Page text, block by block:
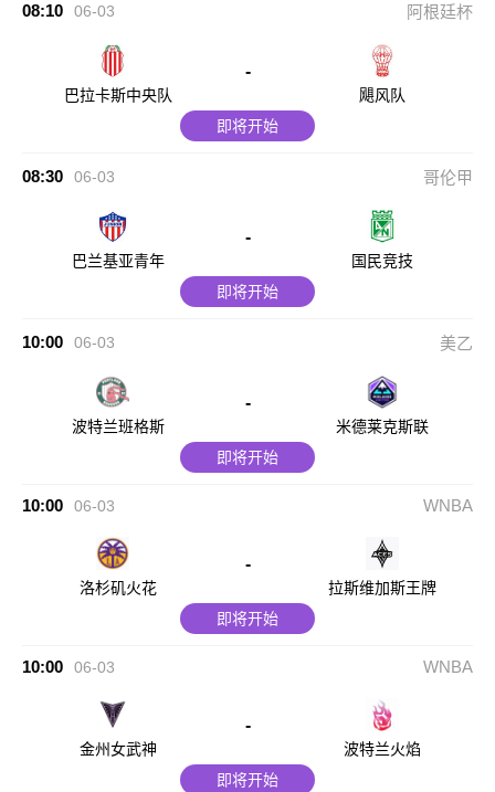
08:10 06-03 阿根廷杯
巴拉卡斯中央队
-
飓风队
即将开始
08:30 06-03 哥伦甲
巴兰基亚青年
-
国民竞技
即将开始
10:00 06-03 美乙
波特兰班格斯
-
米德莱克斯联
即将开始
10:00 06-03 WNBA
洛杉矶火花
-
拉斯维加斯王牌
即将开始
10:00 06-03 WNBA
金州女武神
-
波特兰火焰
即将开始